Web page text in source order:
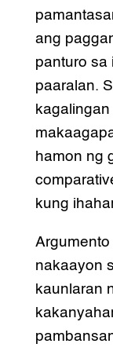
ang
panturo sa
paaralan.
hamon ng
kung
nakaayon
kaunlaran